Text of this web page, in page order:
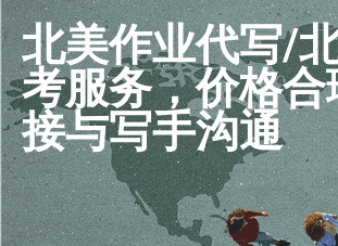
北美作业代写/
考服务，价格
接与写手沟通